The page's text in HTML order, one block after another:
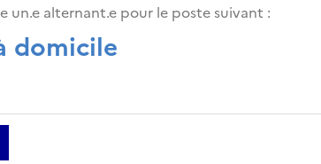
un.e alternant.e pour le poste suivant :
domicile